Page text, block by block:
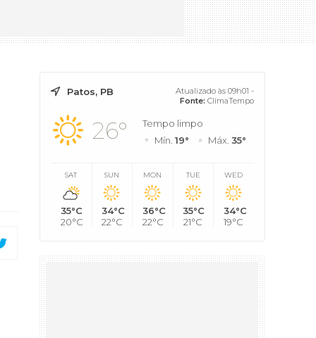
Patos, PB
Atualizado às 09h01 -
Fonte: ClimaTempo
26°
Tempo limpo
Mín. 19° Máx. 35°
SAT
35°C
20°C
SUN
34°C
22°C
MON
36°C
22°C
TUE
35°C
21°C
WED
34°C
19°C